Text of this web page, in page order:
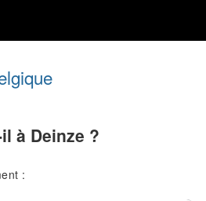
à Deinze ?
: